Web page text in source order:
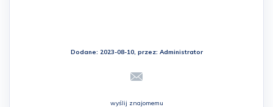
Dodane: 2023-08-10, przez: Administrator
wyślij znajomemu